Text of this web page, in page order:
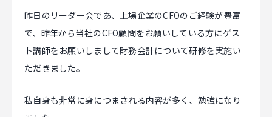
昨日のリーダー会であ、上場企業のCFOのご経験が豊富
で、昨年から当社のCFO顧問をお願いしている方にゲス
ト講師をお願いしまして財務会計について研修を実施い
ただきました。
私自身も非常に身につまされる内容が多く、勉強になり